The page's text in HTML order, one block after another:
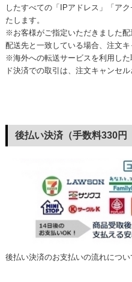
したすべての「IPアドレス」「ア
たします。
※お客様がご指定いただきました
配送先と一致している場合、注文キ
※海外への転送サービスを利用し
ド決済での取引は、注文キャンセル
後払い決済（手数料330円
後払い決済のお支払いの流れについ